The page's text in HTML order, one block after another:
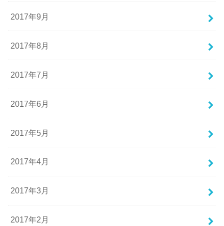
2017年9月
2017年8月
2017年7月
2017年6月
2017年5月
2017年4月
2017年3月
2017年2月